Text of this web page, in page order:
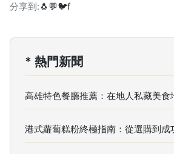
分享到:🐧💬🐦f
* 熱門新聞
高雄特色餐廳推薦：在地人私藏美食
港式蘿蔔糕粉終極指南：從選購到成